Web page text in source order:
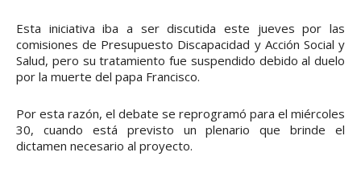
Esta iniciativa iba a ser discutida este jueves por las
comisiones de Presupuesto Discapacidad y Acción Social y
Salud, pero su tratamiento fue suspendido debido al duelo
por la muerte del papa Francisco.
Por esta razón, el debate se reprogramó para el miércoles
30, cuando está previsto un plenario que brinde el
dictamen necesario al proyecto.